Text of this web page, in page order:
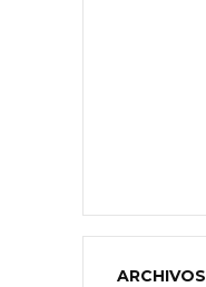
ARCHIVOS